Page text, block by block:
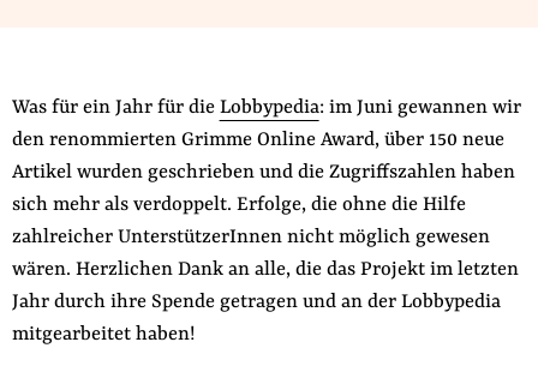
Presse
Appelle unterzeichnen
Kontakt
Impressum
Was für ein Jahr für die Lobbypedia: im Juni gewannen wir
den renommierten Grimme Online Award, über 150 neue
Artikel wurden geschrieben und die Zugriffszahlen haben
sich mehr als verdoppelt. Erfolge, die ohne die Hilfe
zahlreicher UnterstützerInnen nicht möglich gewesen
wären. Herzlichen Dank an alle, die das Projekt im letzten
Jahr durch ihre Spende getragen und an der Lobbypedia
mitgearbeitet haben!